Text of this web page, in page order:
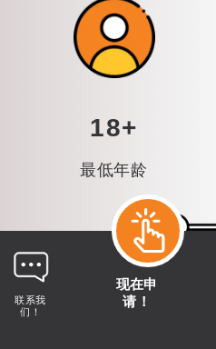
联系我
们！
现在申
请！
18+
最低年龄